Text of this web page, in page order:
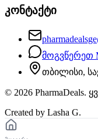
კონტაქტი
მოგვწერეთ
თბილისი,
© 2026
Created by Lasha G.